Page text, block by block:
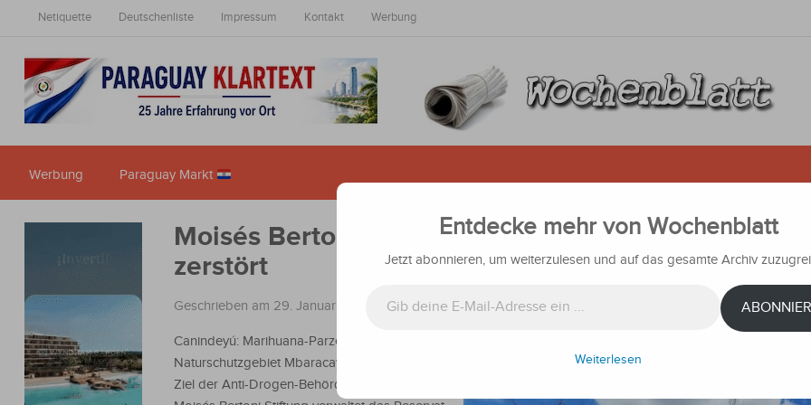
Netiquette Deutschenliste Impressum Kontakt Werbung
Werbung Paraguay Markt
Moisés Bertoni: Drogenpflanzen im Mbaracayú-
zerstört
Geschrieben am 29. Januar 2024 inNachrichten
Canindeyú: Marihuana-Parzellen im
Naturschutzgebiet Mbaracayú sind das neue
Ziel der Anti-Drogen-Behörde Senad. Die
Entdecke mehr von Wochenblatt
Jetzt abonnieren, um weiterzulesen und auf das gesamte Archiv
Weiterlesen